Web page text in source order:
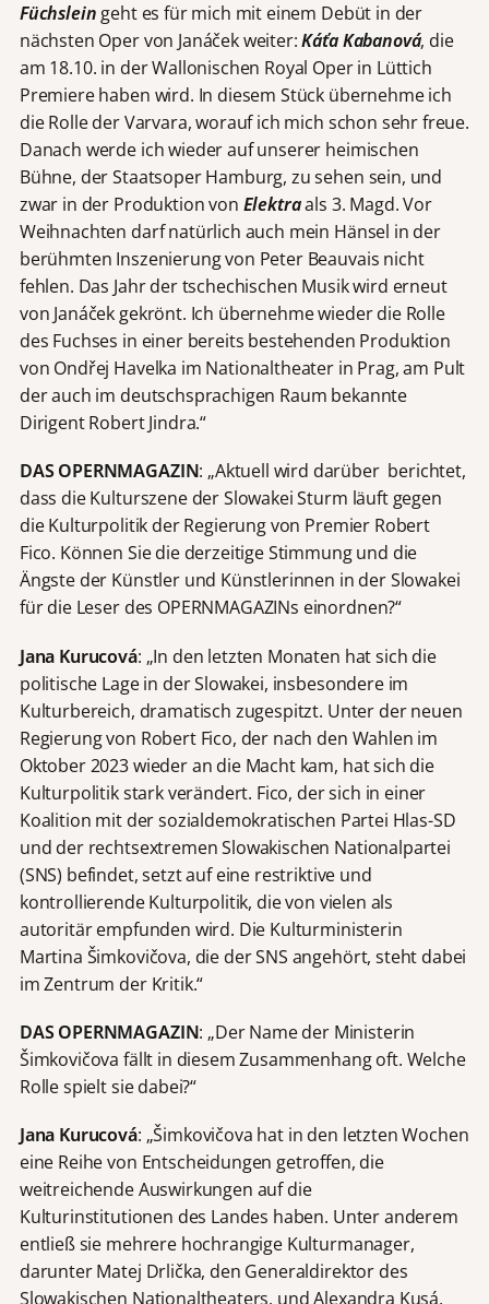
Füchslein geht es für mich mit einem Debüt in der
nächsten Oper von Janáček weiter:Káťa Kabanová, die
am 18.10. in der Wallonischen Royal Oper in Lüttich
Premiere haben wird. In diesem Stück übernehme ich
die Rolle der Varvara, worauf ich mich schon sehr freue.
Danach werde ich wieder auf unserer heimischen
Bühne, der Staatsoper Hamburg, zu sehen sein, und
zwar in der Produktion von Elektraals 3. Magd. Vor
Weihnachten darf natürlich auch mein Hänsel in der
berühmten Inszenierung von Peter Beauvais nicht
fehlen. Das Jahr der tschechischen Musik wird erneut
von Janáček gekrönt. Ich übernehme wieder die Rolle
des Fuchses in einer bereits bestehenden Produktion
von Ondřej Havelka im Nationaltheater in Prag, am Pult
der auch im deutschsprachigen Raum bekannte
Dirigent Robert Jindra.“
DAS OPERNMAGAZIN: „Aktuell wird darüber berichtet,
dass die Kulturszene der Slowakei Sturm läuft gegen
die Kulturpolitik der Regierung von Premier Robert
Fico. Können Sie die derzeitige Stimmung und die
Ängste der Künstler und Künstlerinnen in der Slowakei
für die Leser des OPERNMAGAZINs einordnen?“
Jana Kurucová: „In den letzten Monaten hat sich die
politische Lage in der Slowakei, insbesondere im
Kulturbereich, dramatisch zugespitzt. Unter der neuen
Regierung von Robert Fico, der nach den Wahlen im
Oktober 2023 wieder an die Macht kam, hat sich die
Kulturpolitik stark verändert. Fico, der sich in einer
Koalition mit der sozialdemokratischen Partei Hlas-SD
und der rechtsextremen Slowakischen Nationalpartei
(SNS) befindet, setzt auf eine restriktive und
kontrollierende Kulturpolitik, die von vielen als
autoritär empfunden wird. Die Kulturministerin
Martina Šimkovičova, die der SNS angehört, steht dabei
im Zentrum der Kritik.“
DAS OPERNMAGAZIN: „Der Name der Ministerin
Šimkovičova fällt in diesem Zusammenhang oft. Welche
Rolle spielt sie dabei?“
Jana Kurucová: „Šimkovičova hat in den letzten Wochen
eine Reihe von Entscheidungen getroffen, die
weitreichende Auswirkungen auf die
Kulturinstitutionen des Landes haben. Unter anderem
entließ sie mehrere hochrangige Kulturmanager,
darunter Matej Drlička, den Generaldirektor des
Slowakischen Nationaltheaters, und Alexandra Kusá,